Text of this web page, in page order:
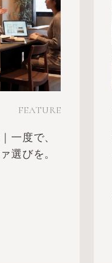
FEATURE
一度で、
選びを。